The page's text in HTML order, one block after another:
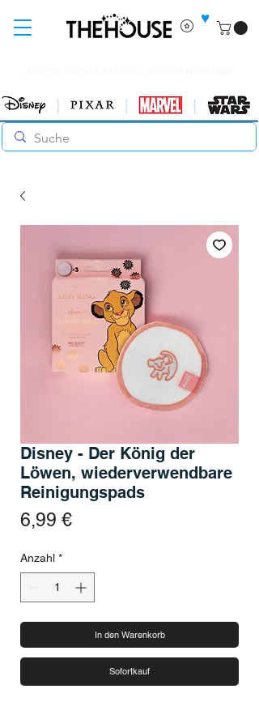
♥
Disney - Der König der
Löwen, wiederverwendbare
Reinigungspads
6,99 €Preis
Anzahl *
In den Warenkorb
Sofortkauf